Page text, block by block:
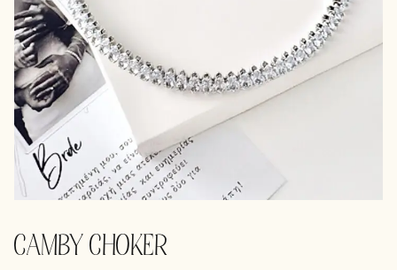
CAMBY CHOKER